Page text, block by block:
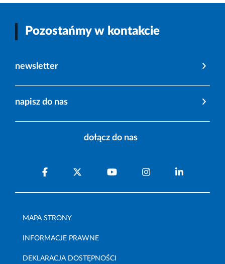
Pozostańmy w kontakcie
newsletter
napisz do nas
dołącz do nas
MAPA STRONY
INFORMACJE PRAWNE
DEKLARACJA DOSTĘPNOŚCI